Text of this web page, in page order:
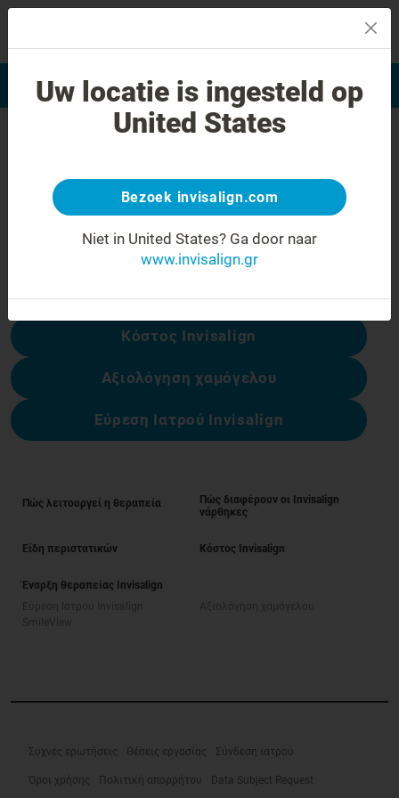
Αξιολόγηση χαμόγελου Εύρεση Ιατρού Invisalign
Σφάλμα 404
Γυρίστε την έκφραση προσώπου
ανάποδα
Αυτή η σελίδα δεν είναι διαθέσιμη, αλλά
Κόστος Invisalign
Αξιολόγηση χαμόγελου
Εύρεση Ιατρού Invisalign
Πώς λειτουργεί η θεραπεία
Πώς διαφέρουν οι Invisalign
νάρθηκες
Είδη περιστατικών Κόστος Invisalign
Έναρξη θεραπείας Invisalign
Συχνές ερωτήσεις Θέσεις εργασίας Σύνδεση ιατρού
Όροι χρήσης Πολιτική απορρήτου Data Subject Request
Uw locatie is ingesteld op
United States
Bezoek invisalign.com
Niet in United States? Ga door naar
www.invisalign.gr